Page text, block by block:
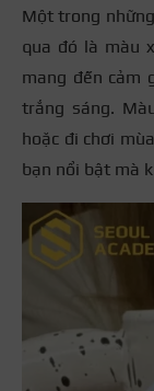
Một trong
qua đó là màu
mang đến cảm
trắng sáng.
hoặc đi chơi
bạn nổi bật mà